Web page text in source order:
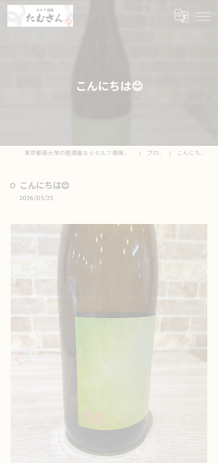
こんにちは😊
東京都南大塚の居酒屋ならセルフ酒場たむさん ブログ こんにちは😊
こんにちは😊
2026/05/25